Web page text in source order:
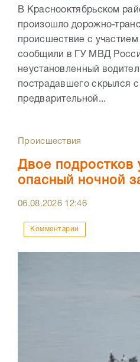
В Краснооктябрьском
произошло дорожно-
происшествие с
сообщили в ГУ МВД
неустановленный
пострадавшего скрылся
предварительной...
Происшествия
Двое подростков
опасный ночной
06.08.2026 12:46
Комментарии